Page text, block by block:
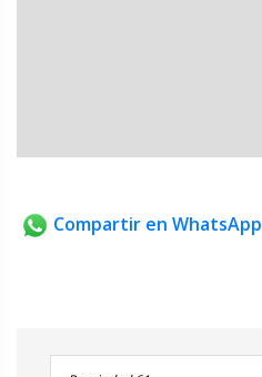
Compartir en WhatsApp